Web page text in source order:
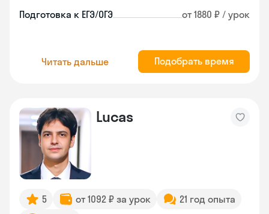
Подготовка к ЕГЭ/ОГЭ от 1880 ₽ / урок
Читать дальше Подобрать время
Lucas
5 от 1092 ₽ за урок
21 год опыта